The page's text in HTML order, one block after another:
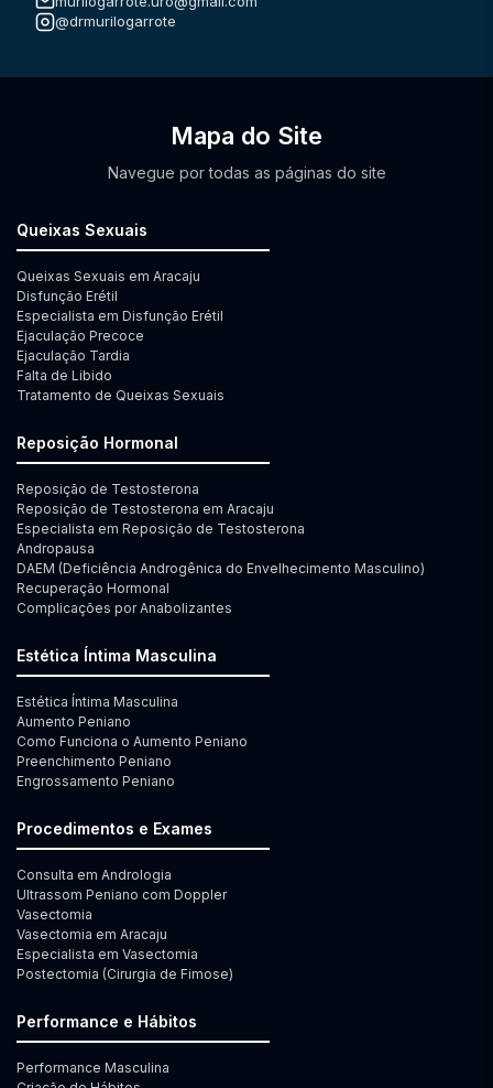
@drmurilogarrote
Mapa do Site
Navegue por todas as páginas do site
Queixas Sexuais
Queixas Sexuais em Aracaju
Disfunção Erétil
Especialista em Disfunção Erétil
Ejaculação Precoce
Ejaculação Tardia
Falta de Libido
Tratamento de Queixas Sexuais
Reposição Hormonal
Reposição de Testosterona
Reposição de Testosterona em Aracaju
Especialista em Reposição de Testosterona
Andropausa
DAEM (Deficiência Androgênica do Envelhecimento Masculino)
Recuperação Hormonal
Complicações por Anabolizantes
Estética Íntima Masculina
Estética Íntima Masculina
Aumento Peniano
Como Funciona o Aumento Peniano
Preenchimento Peniano
Engrossamento Peniano
Procedimentos e Exames
Consulta em Andrologia
Ultrassom Peniano com Doppler
Vasectomia
Vasectomia em Aracaju
Especialista em Vasectomia
Postectomia (Cirurgia de Fimose)
Performance e Hábitos
Performance Masculina